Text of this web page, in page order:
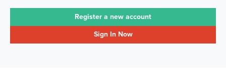
Register a new account
Sign In Now